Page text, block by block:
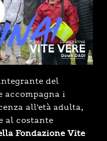
del
accompagna i
all’età adulta,
al costante
Fondazione Vite